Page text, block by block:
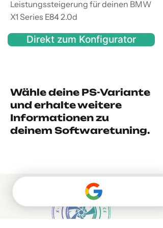
Leistungssteigerung für deinen BMW
X1 Series E84 2.0d
Direkt zum Konfigurator
Wähle deine PS-Variante
und erhalte weitere
Informationen zu
deinem Softwaretuning.